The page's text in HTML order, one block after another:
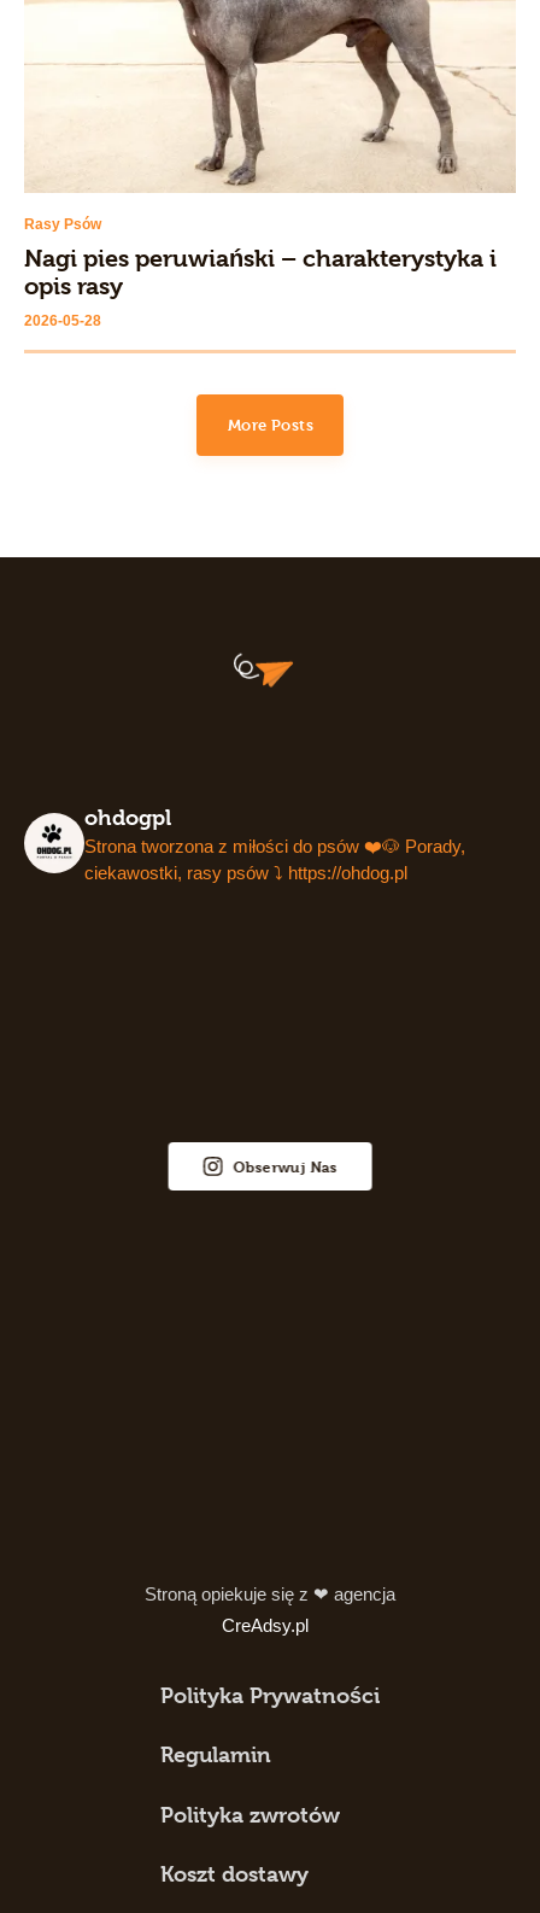
Rasy Psów
Nagi pies peruwiański – charakterystyka i
opis rasy
2026-05-28
More Posts
ohdogpl
Strona tworzona z miłości do psów ❤️🐶 Porady,
ciekawostki, rasy psów ⤵️ https://ohdog.pl
Więcej
Obserwuj Nas
Stroną opiekuje się z ❤ agencja
CreAdsy.pl
Polityka Prywatności
Regulamin
Polityka zwrotów
Koszt dostawy